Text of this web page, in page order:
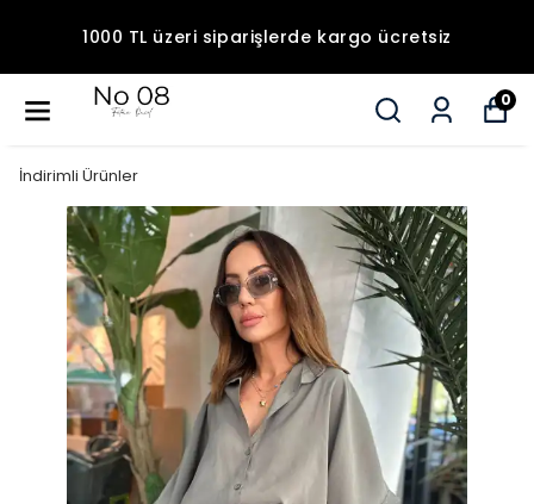
1000 TL üzeri siparişlerde kargo ücretsiz
0
İndirimli Ürünler